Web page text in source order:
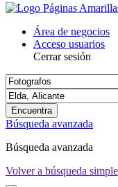
Área de negocios
Acceso usuarios
Cerrar sesión
Encuentra
Búsqueda avanzada
Búsqueda avanzada
Volver a búsqueda simple